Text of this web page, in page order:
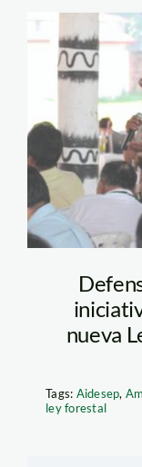
nueva
Tags: Aidesep,
ley forestal